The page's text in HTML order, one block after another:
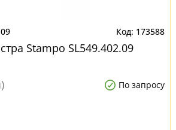
173588
Stampo SL549.402.09
По запросу